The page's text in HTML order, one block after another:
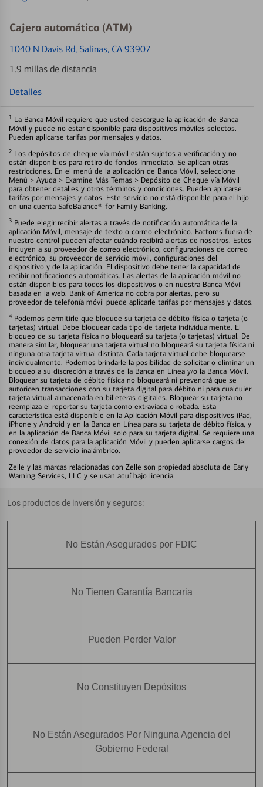
Cajero automático (ATM)
1040 N Davis Rd, Salinas, CA 93907
1.9 millas de distancia
Detalles
1 La Banca Móvil requiere que usted descargue la aplicación de Banca
Móvil y puede no estar disponible para dispositivos móviles selectos.
Pueden aplicarse tarifas por mensajes y datos.
2 Los depósitos de cheque vía móvil están sujetos a verificación y no
están disponibles para retiro de fondos inmediato. Se aplican otras
restricciones. En el menú de la aplicación de Banca Móvil, seleccione
Menú > Ayuda > Examine Más Temas > Depósito de Cheque vía Móvil
para obtener detalles y otros términos y condiciones. Pueden aplicarse
tarifas por mensajes y datos. Este servicio no está disponible para el hijo
en una cuenta SafeBalance® for Family Banking.
3 Puede elegir recibir alertas a través de notificación automática de la
aplicación Móvil, mensaje de texto o correo electrónico. Factores fuera de
nuestro control pueden afectar cuándo recibirá alertas de nosotros. Estos
incluyen a su proveedor de correo electrónico, configuraciones de correo
electrónico, su proveedor de servicio móvil, configuraciones del
dispositivo y de la aplicación. El dispositivo debe tener la capacidad de
recibir notificaciones automáticas. Las alertas de la aplicación móvil no
están disponibles para todos los dispositivos o en nuestra Banca Móvil
basada en la web. Bank of America no cobra por alertas, pero su
proveedor de telefonía móvil puede aplicarle tarifas por mensajes y datos.
4 Podemos permitirle que bloquee su tarjeta de débito física o tarjeta (o
tarjetas) virtual. Debe bloquear cada tipo de tarjeta individualmente. El
bloqueo de su tarjeta física no bloqueará su tarjeta (o tarjetas) virtual. De
manera similar, bloquear una tarjeta virtual no bloqueará su tarjeta física ni
ninguna otra tarjeta virtual distinta. Cada tarjeta virtual debe bloquearse
individualmente. Podemos brindarle la posibilidad de solicitar o eliminar un
bloqueo a su discreción a través de la Banca en Línea y/o la Banca Móvil.
Bloquear su tarjeta de débito física no bloqueará ni prevendrá que se
autoricen transacciones con su tarjeta digital para débito ni para cualquier
tarjeta virtual almacenada en billeteras digitales. Bloquear su tarjeta no
reemplaza el reportar su tarjeta como extraviada o robada. Esta
característica está disponible en la Aplicación Móvil para dispositivos iPad,
iPhone y Android y en la Banca en Línea para su tarjeta de débito física, y
en la aplicación de Banca Móvil solo para su tarjeta digital. Se requiere una
conexión de datos para la aplicación Móvil y pueden aplicarse cargos del
proveedor de servicio inalámbrico.
Zelle y las marcas relacionadas con Zelle son propiedad absoluta de Early
Warning Services, LLC y se usan aquí bajo licencia.
Los productos de inversión y seguros:
No Están Asegurados por FDIC
No Tienen Garantía Bancaria
Pueden Perder Valor
No Constituyen Depósitos
No Están Asegurados Por Ninguna Agencia del
Gobierno Federal